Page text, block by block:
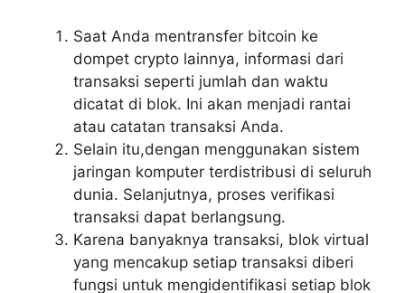
Saat Anda mentransfer bitcoin ke
dompet crypto lainnya, informasi dari
transaksi seperti jumlah dan waktu
dicatat di blok. Ini akan menjadi rantai
atau catatan transaksi Anda.
Selain itu,dengan menggunakan sistem
jaringan komputer terdistribusi di seluruh
dunia. Selanjutnya, proses verifikasi
transaksi dapat berlangsung.
Karena banyaknya transaksi, blok virtual
yang mencakup setiap transaksi diberi
fungsi untuk mengidentifikasi setiap blok